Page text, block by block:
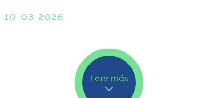
10-03-2026
Leer más